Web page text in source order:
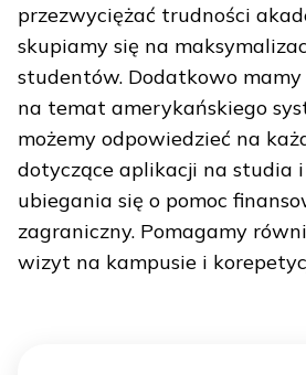
przezwyciężać trudności
skupiamy się na
studentów. Dodatkowo mamy
na temat amerykańskiego
możemy odpowiedzieć na
dotyczące aplikacji na studia i
ubiegania się o pomoc
zagraniczny. Pomagamy
wizyt na kampusie i